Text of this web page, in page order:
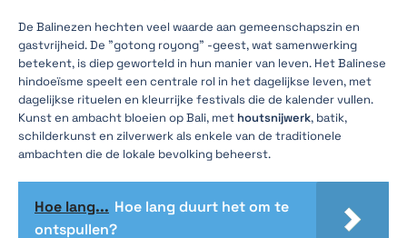
De Balinezen hechten veel waarde aan gemeenschapszin en
gastvrijheid. De "gotong royong" -geest, wat samenwerking
betekent, is diep geworteld in hun manier van leven. Het Balinese
hindoeïsme speelt een centrale rol in het dagelijkse leven, met
dagelijkse rituelen en kleurrijke festivals die de kalender vullen.
Kunst en ambacht bloeien op Bali, met houtsnijwerk, batik,
schilderkunst en zilverwerk als enkele van de traditionele
ambachten die de lokale bevolking beheerst.
Hoe lang... Hoe lang duurt het om te
ontspullen?